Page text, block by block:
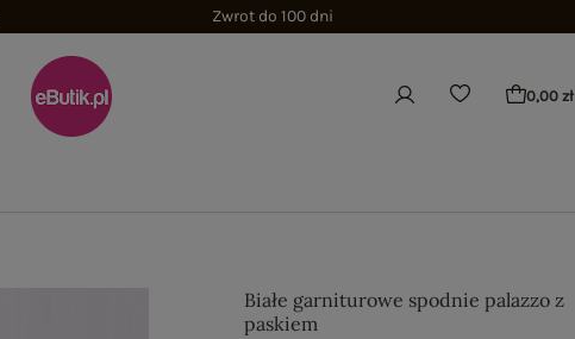
Zwrot do 100 dni
0,00 zł
Białe garniturowe spodnie palazzo z
paskiem